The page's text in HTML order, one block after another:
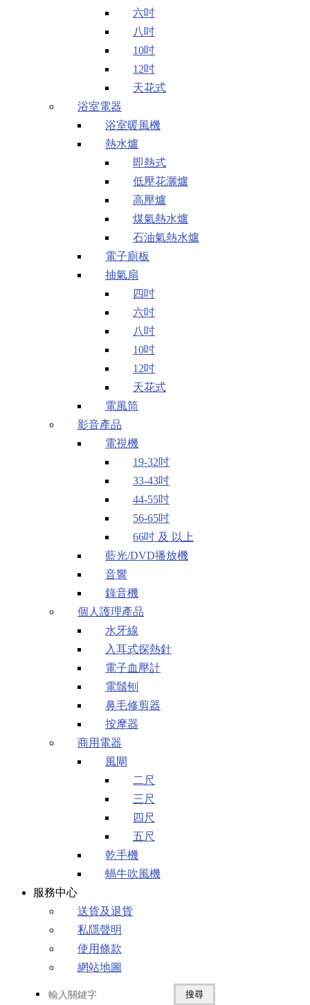
六吋
八吋
10吋
12吋
天花式
浴室電器
浴室暖風機
熱水爐
即熱式
低壓花灑爐
高壓爐
煤氣熱水爐
石油氣熱水爐
電子廁板
抽氣扇
四吋
六吋
八吋
10吋
12吋
天花式
電風筒
影音產品
電視機
19-32吋
33-43吋
44-55吋
56-65吋
66吋 及 以上
藍光/DVD播放機
音響
錄音機
個人護理產品
水牙線
入耳式探熱針
電子血壓計
電鬚刨
鼻毛修剪器
按摩器
商用電器
風閘
二尺
三尺
四尺
五尺
乾手機
蝸牛吹風機
服務中心
送貨及退貨
私隱聲明
使用條款
網站地圖